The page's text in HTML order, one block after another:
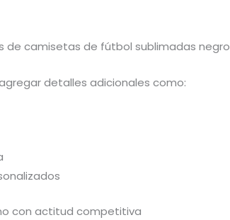
de camisetas de fútbol sublimadas
detalles adicionales como:
con actitud competitiva